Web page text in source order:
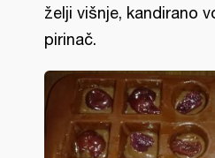
želji višnje, kandirano
pirinač.